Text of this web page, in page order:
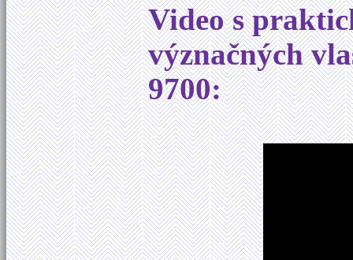
Video s
význačných
9700: